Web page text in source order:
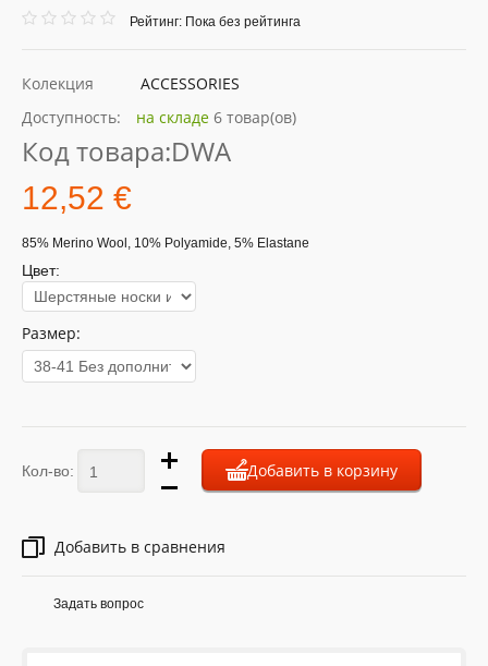
Рейтинг: Пока без рейтинга
Колекция
ACCESSORIES
Доступность:
на складе 6 товар(ов)
Код товара:DWA
12,52 €
85% Merino Wool, 10% Polyamide, 5% Elastane
Цвет:
Размер:
Кол-во: Добавить в корзину
Добавить в сравнения
Задать вопрос